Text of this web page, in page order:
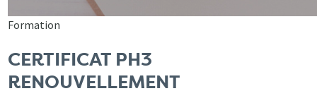
Formation
CERTIFICAT PH3
RENOUVELLEMENT